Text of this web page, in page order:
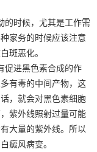
的时候，尤其是工作需
家务的时候应该注意
斑恶化。
促进黑色素合成的作
有毒的中间产物，这
，就会对黑色素细胞
紫外线照射过量可能
大量的紫外线。所以
癜风病变。